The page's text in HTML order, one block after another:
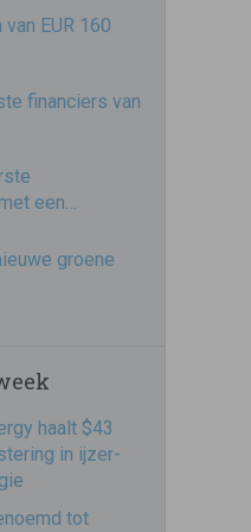
EUR 160
financiers van
een…
groene
haalt $43
in ijzer-
tot